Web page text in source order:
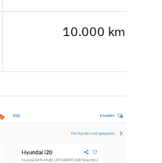
10.000 km